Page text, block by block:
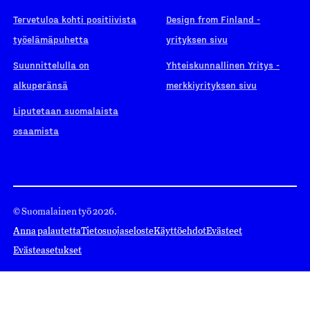
Tervetuloa kohti positiivista
työelämäpuhetta
Suunnittelulla on
alkuperänsä
Liputetaan suomalaista
osaamista
Design from Finland -
yrityksen sivu
Yhteiskunnallinen Yritys -
merkkiyrityksen sivu
© Suomalainen työ 2026.
Anna palautettaTietosuojaselosteKäyttöehdotEvästeet
Evästeasetukset